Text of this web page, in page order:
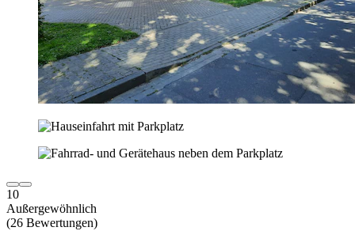
10
Außergewöhnlich
(26 Bewertungen)